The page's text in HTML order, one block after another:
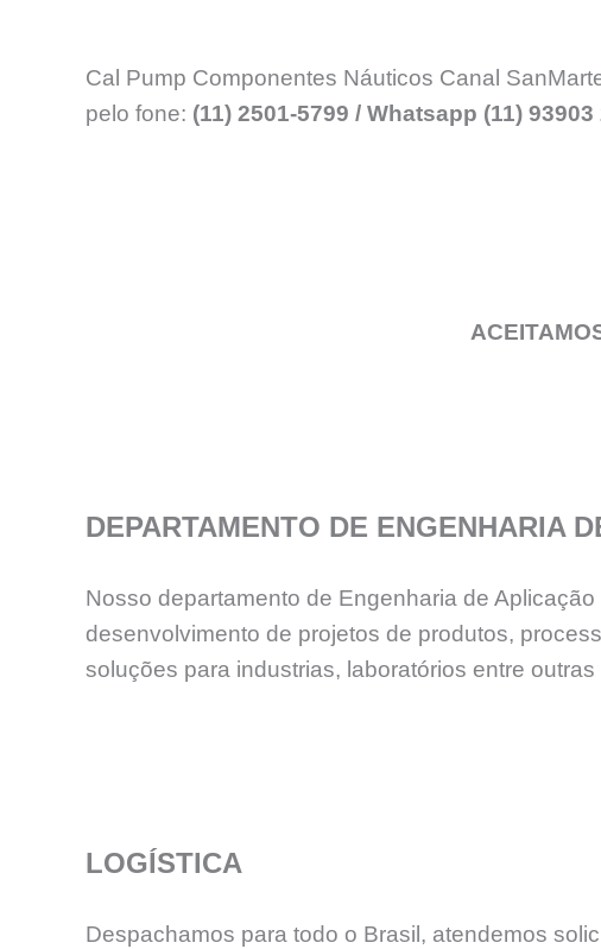
Cal Pump Componentes Náuticos Canal
pelo fone: (11) 2501-5799 / Whatsapp (11) 93903
DEPARTAMENTO DE ENGENHARIA
Nosso departamento de Engenharia de
desenvolvimento de projetos de produtos,
soluções para industrias, laboratórios entre
LOGÍSTICA
Despachamos para todo o Brasil, atendemos